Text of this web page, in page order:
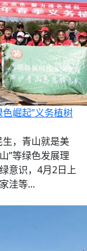
崛起”义务植树
，青山就是美
”等绿色发展理
意识，4月2日上
洼等...